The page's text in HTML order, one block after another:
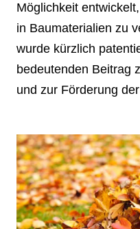
Möglichkeit
in Baumaterialien zu
wurde kürzlich
bedeutenden Beitrag
und zur Förderung